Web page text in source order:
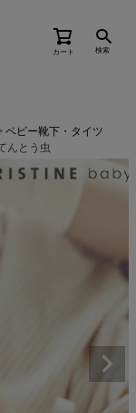
カート 検索
ベビー靴下・タイツ
んとう虫